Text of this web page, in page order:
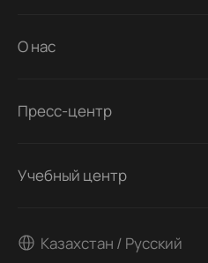
О нас
Пресс-центр
Учебный центр
Казахстан / Русский